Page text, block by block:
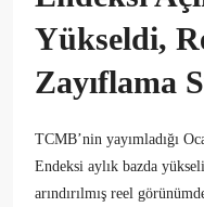
Yükseldi,
Zayıflama
TCMB’nin yayımladığı
Endeksi aylık bazda
arındırılmış reel